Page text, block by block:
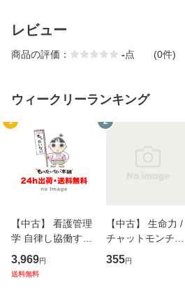
レビュー
商品の評価： -点 (0件)
ウィークリーランキング
1
【中古】 看護管理
学 自律し協働する
専門職の看護マネ
ジメントスキル 改
3,969円
送料無料
2
【中古】 生命力 /
チャットモンチー /
キューンレコード
[CD]【メール便送
355円